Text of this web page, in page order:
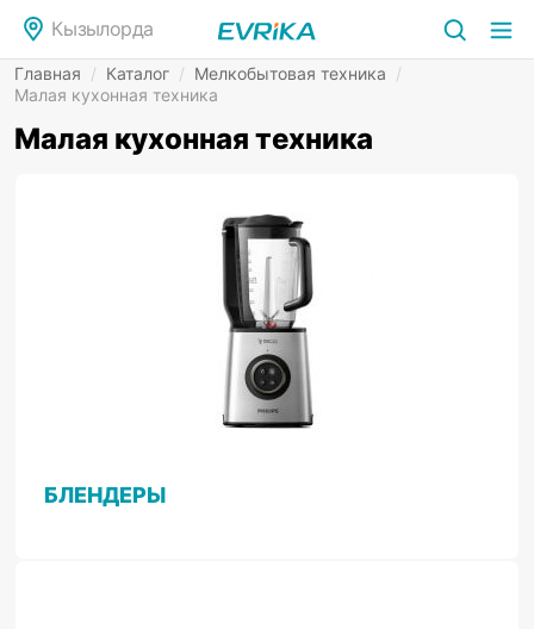
Кызылорда
Главная / Каталог / Мелкобытовая техника /
Малая кухонная техника
Малая кухонная техника
БЛЕНДЕРЫ